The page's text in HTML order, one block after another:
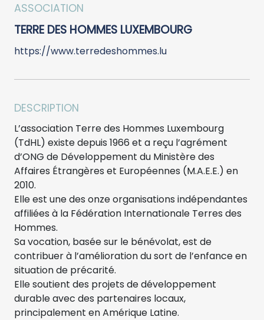
ASSOCIATION
TERRE DES HOMMES LUXEMBOURG
https://www.terredeshommes.lu
DESCRIPTION
L’association Terre des Hommes Luxembourg
(TdHL) existe depuis 1966 et a reçu l’agrément
d’ONG de Développement du Ministère des
Affaires Étrangères et Européennes (M.A.E.E.) en
2010.
Elle est une des onze organisations indépendantes
affiliées à la Fédération Internationale Terres des
Hommes.
Sa vocation, basée sur le bénévolat, est de
contribuer à l’amélioration du sort de l’enfance en
situation de précarité.
Elle soutient des projets de développement
durable avec des partenaires locaux,
principalement en Amérique Latine.